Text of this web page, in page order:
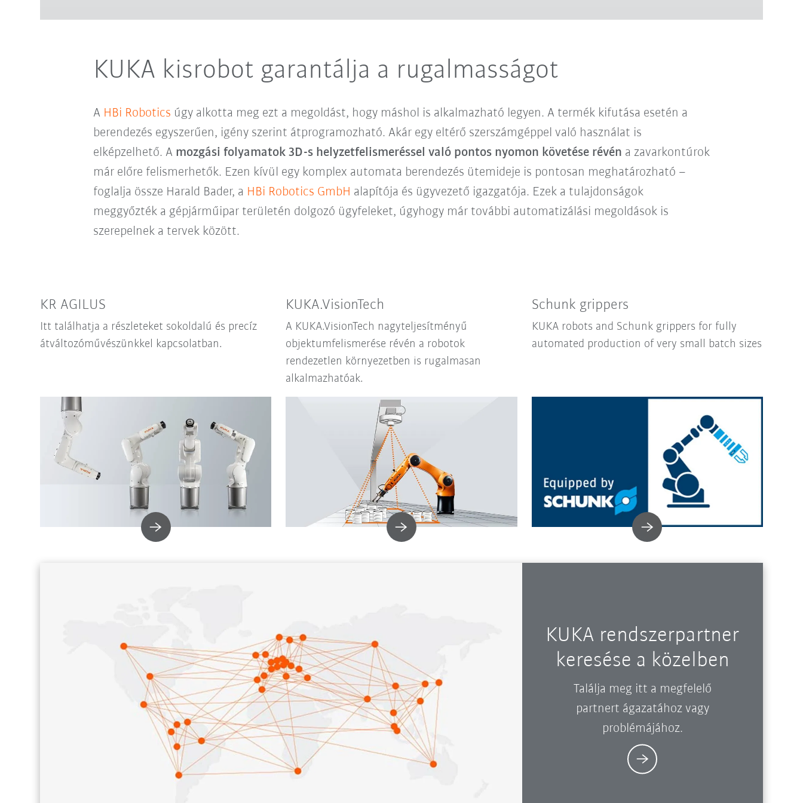
KUKA kisrobot garantálja a rugalmasságot
A HBi Robotics úgy alkotta meg ezt a megoldást, hogy máshol is alkalmazható legyen. A termék kifutása esetén a
berendezés egyszerűen, igény szerint átprogramozható. Akár egy eltérő szerszámgéppel való használat is
elképzelhető. A mozgási folyamatok 3D-s helyzetfelismeréssel való pontos nyomon követése révén a zavarkontúrok
már előre felismerhetők. Ezen kívül egy komplex automata berendezés ütemideje is pontosan meghatározható –
foglalja össze Harald Bader, a HBi Robotics GmbH alapítója és ügyvezető igazgatója. Ezek a tulajdonságok
meggyőzték a gépjárműipar területén dolgozó ügyfeleket, úgyhogy már további automatizálási megoldások is
szerepelnek a tervek között.
KR AGILUS
Itt találhatja a részleteket sokoldalú és precíz
átváltozóművészünkkel kapcsolatban.
KUKA.VisionTech
A KUKA.VisionTech nagyteljesítményű
objektumfelismerése révén a robotok
rendezetlen környezetben is rugalmasan
alkalmazhatóak.
Schunk grippers
KUKA robots and Schunk grippers for fully
automated production of very small batch sizes
KUKA rendszerpartner
keresése a közelben
Találja meg itt a megfelelő
partnert ágazatához vagy
problémájához.